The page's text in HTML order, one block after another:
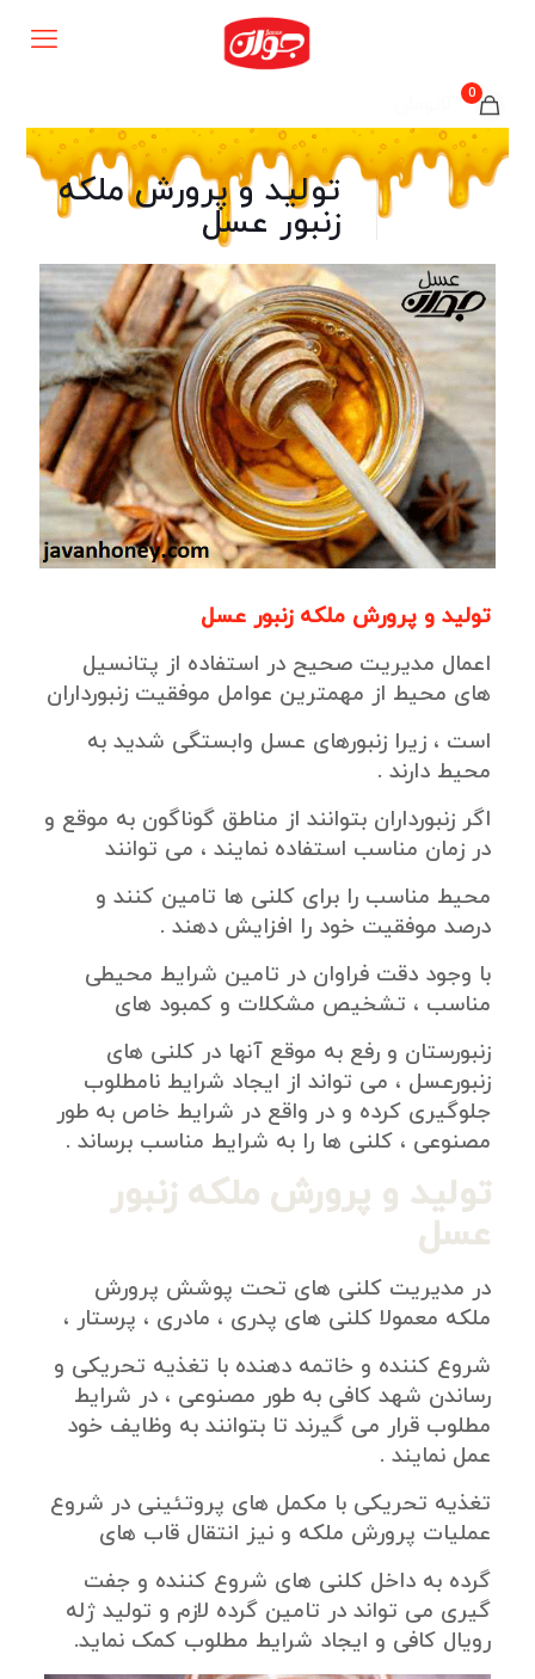
0
تولید و پرورش ملکه
زنبور عسل
تولید و پرورش ملکه زنبور عسل
اعمال مدیریت صحیح در استفاده از پتانسیل
های محیط از مهمترین عوامل موفقیت زنبورداران
است ، زیرا زنبورهای عسل وابستگی شدید به
محیط دارند .
اگر زنبورداران بتوانند از مناطق گوناگون به موقع و
در زمان مناسب استفاده نمایند ، می توانند
محیط مناسب را برای کلنی ها تامین کنند و
درصد موفقیت خود را افزایش دهند .
با وجود دقت فراوان در تامین شرایط محیطی
مناسب ، تشخیص مشکلات و کمبود های
زنبورستان و رفع به موقع آنها در کلنی های
زنبورعسل ، می تواند از ایجاد شرایط نامطلوب
جلوگیری کرده و در واقع در شرایط خاص به طور
مصنوعی ، کلنی ها را به شرایط مناسب برساند .
تولید و پرورش ملکه زنبور
عسل
در مدیریت کلنی های تحت پوشش پرورش
ملکه معمولا کلنی های پدری ، مادری ، پرستار ،
شروع کننده و خاتمه دهنده با تغذیه تحریکی و
رساندن شهد کافی به طور مصنوعی ، در شرایط
مطلوب قرار می گیرند تا بتوانند به وظایف خود
عمل نمایند .
تغذیه تحریکی با مکمل های پروتئینی در شروع
عملیات پرورش ملکه و نیز انتقال قاب های
گرده به داخل کلنی های شروع کننده و جفت
گیری می تواند در تامین گرده لازم و تولید ژله
رویال کافی و ایجاد شرایط مطلوب کمک نماید.